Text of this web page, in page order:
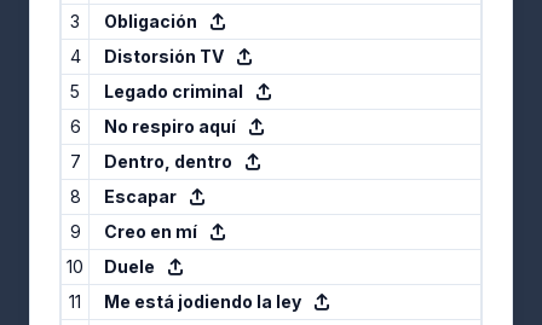
3
Obligación
4
Distorsión TV
5
Legado criminal
6
No respiro aquí
7
Dentro, dentro
8
Escapar
9
Creo en mí
10
Duele
11
Me está jodiendo la ley